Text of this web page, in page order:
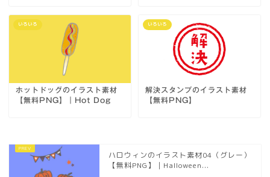
いろいろ
ホットドッグのイラスト素材
【無料PNG】｜Hot Dog
いろいろ
解決スタンプのイラスト素材
【無料PNG】
ハロウィンのイラスト素材04（グレー）
【無料PNG】｜Halloween...